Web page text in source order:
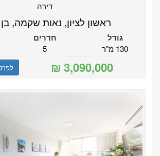
דירה
ראשון לציון, נאות שקמה,
גודל
130 מ"ר
חדרים
5